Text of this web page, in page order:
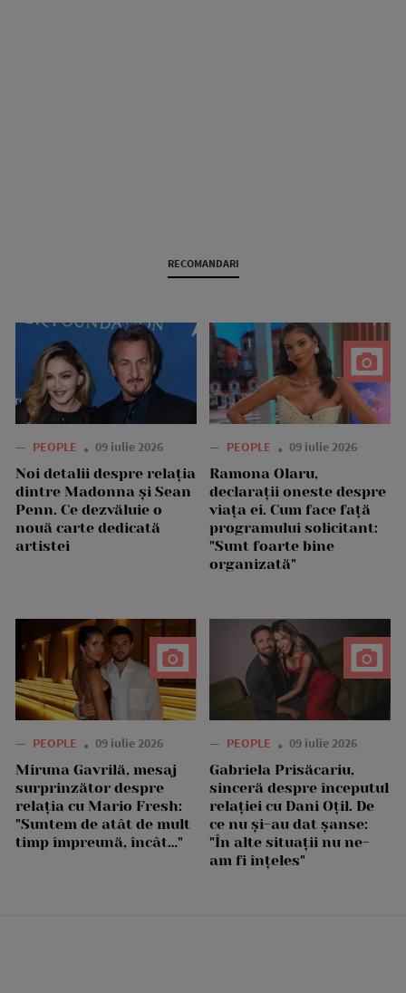
RECOMANDARI
— PEOPLE 09 iulie 2026
Noi detalii despre relația
dintre Madonna și Sean
Penn. Ce dezvăluie o
nouă carte dedicată
artistei
— PEOPLE 09 iulie 2026
Ramona Olaru,
declarații oneste despre
viața ei. Cum face față
programului solicitant:
"Sunt foarte bine
organizată"
— PEOPLE 09 iulie 2026
Miruna Gavrilă, mesaj
surprinzător despre
relația cu Mario Fresh:
"Suntem de atât de mult
timp împreună, încât…"
— PEOPLE 09 iulie 2026
Gabriela Prisăcariu,
sinceră despre începutul
relației cu Dani Oțil. De
ce nu și-au dat șanse:
"În alte situații nu ne-
am fi înțeles"